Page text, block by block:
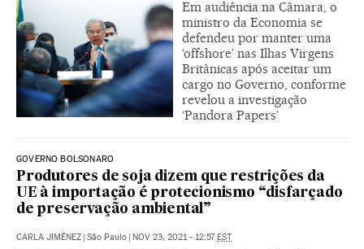
Em audiência na Câmara, o
ministro da Economia se
defendeu por manter uma
‘offshore’ nas Ilhas Virgens
Britânicas após aceitar um
cargo no Governo, conforme
revelou a investigação
‘Pandora Papers’
GOVERNO BOLSONARO
Produtores de soja dizem que restrições da
UE à importação é protecionismo “disfarçado
de preservação ambiental”
CARLA JIMÉNEZ | São Paulo | NOV 23, 2021 - 12:57EST